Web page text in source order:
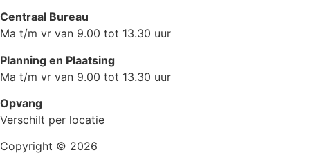
Centraal Bureau
Ma t/m vr van 9.00 tot 13.30 uur
Planning en Plaatsing
Ma t/m vr van 9.00 tot 13.30 uur
Opvang
Verschilt per locatie
Copyright © 2026